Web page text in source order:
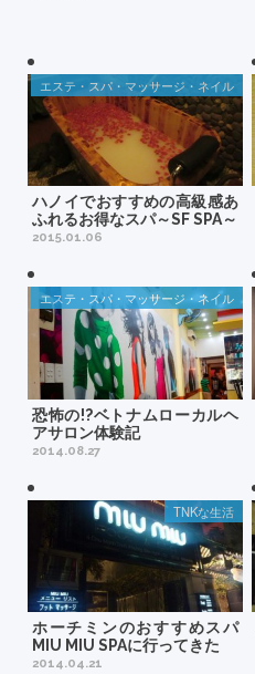
ハノイでおすすめの高級感あ
ふれるお得なスパ～SF SPA～
2015.01.06
エステ・スパ・マッサージ・ネイル
恐怖の!?ベトナムローカルヘ
アサロン体験記
2014.08.27
エステ・スパ・マッサージ・ネイル
ホーチミンのおすすめスパ
MIU MIU SPAに行ってきた
2014.04.21
TNKな生活